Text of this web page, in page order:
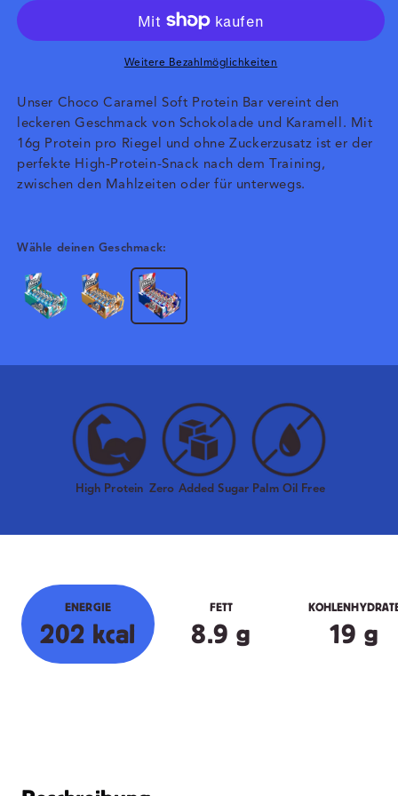
Caramel
Weitere Bezahlmöglichkeiten
Unser Choco Caramel Soft Protein Bar vereint den
leckeren Geschmack von Schokolade und Karamell. Mit
16g Protein pro Riegel und ohne Zuckerzusatz ist er der
perfekte High-Protein-Snack nach dem Training,
zwischen den Mahlzeiten oder für unterwegs.
Wähle deinen Geschmack:
High Protein Zero Added Sugar Palm Oil Free
ENERGIE
202 kcal
FETT
8.9 g 19 g